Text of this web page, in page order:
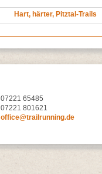
Hart, härter, Pitztal-Trails
07221 65485
07221 801621
office@trailrunning.de